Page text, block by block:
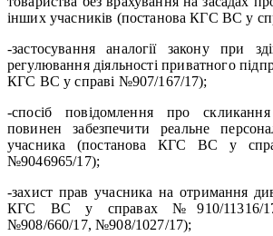
інших учасників (постанова КГС ВС у
-застосування аналогії закону при
регулювання діяльності приватного
КГС ВС у справі №907/167/17);
-спосіб повідомлення про
повинен забезпечити реальне
учасника (постанова КГС ВС у
№9046965/17);
-захист прав учасника на отримання
КГС ВС у справах №910/11316/
№908/660/17, №908/1027/17);